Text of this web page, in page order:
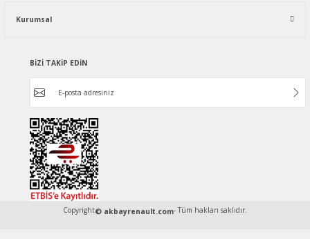
Kurumsal
BİZİ TAKİP EDİN
Copyright© akbayrenault.com- Tüm hakları saklıdır.